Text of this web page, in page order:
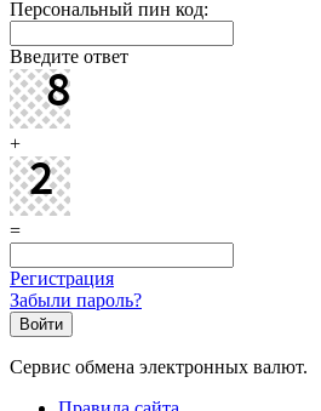
Персональный пин код:
Введите ответ
+
=
Регистрация
Забыли пароль?
Сервис обмена электронных валют.